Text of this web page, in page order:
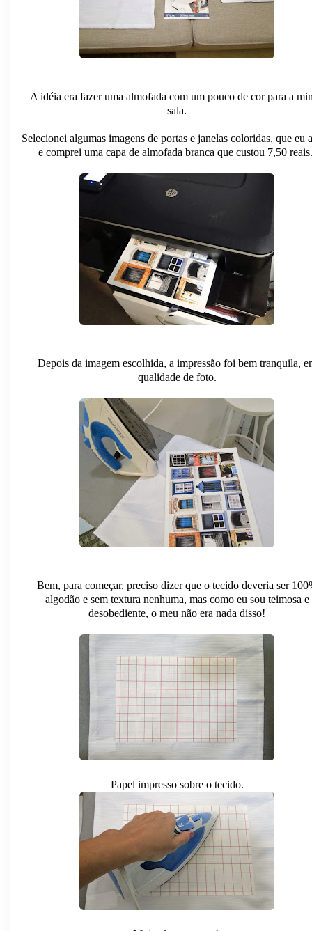
A idéia era fazer uma almofada com um pouco de cor para a
sala.
Selecionei algumas imagens de portas e janelas coloridas, que eu
e comprei uma capa de almofada branca que custou 7,50
Depois da imagem escolhida, a impressão foi bem tranquila,
qualidade de foto.
Bem, para começar, preciso dizer que o tecido deveria ser
algodão e sem textura nenhuma, mas como eu sou teimosa e
desobediente, o meu não era nada disso!
Papel impresso sobre o tecido.